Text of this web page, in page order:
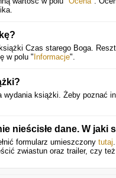
Czas starego Boga.
w polu " Informacje".
wydania książki. Żeby poznać
nieścisłe dane. W jaki
formularz umieszczony tutaj
zwiastun oraz trailer, czy też